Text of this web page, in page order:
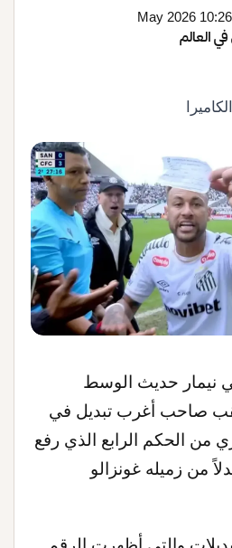
العالم
نيمار حديث الوسط
صاحب أغرب تبديل في
من الحكم الرابع الذي رفع
بدلاً من زميله غونزالو